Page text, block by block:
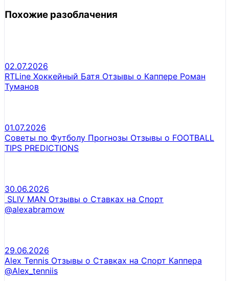
Похожие разоблачения
02.07.2026
RTLine Хоккейный Батя Отзывы о Каппере Роман
Туманов
01.07.2026
Советы по Футболу Прогнозы Отзывы о FOOTBALL
TIPS PREDICTIONS
30.06.2026
SLIV MAN Отзывы о Ставках на Спорт
@alexabramow
29.06.2026
Alex Tennis Отзывы о Ставках на Спорт Каппера
@Alex_tenniis